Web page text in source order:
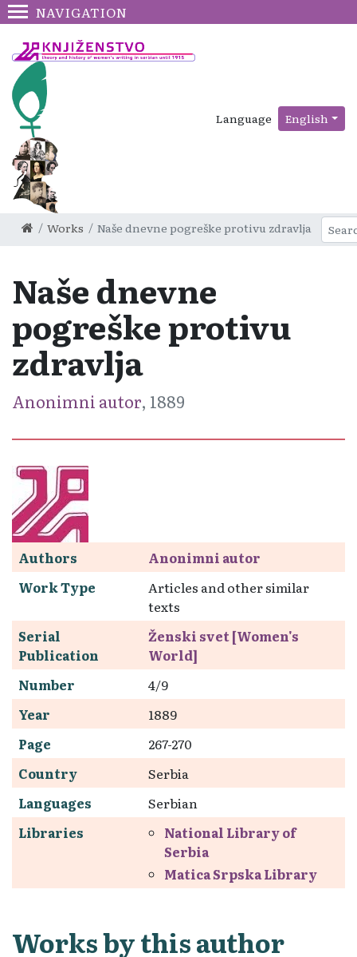
NAVIGATION
Language English
Works Naše dnevne pogreške protivu zdravlja
Naše dnevne
pogreške protivu
zdravlja
Anonimni autor, 1889
Authors
Anonimni autor
Work Type
Articles and other similar
texts
Serial
Publication
Ženski svet [Women's
World]
Number
4/9
Year
1889
Page
267-270
Country
Serbia
Languages
Serbian
Libraries
National Library of
Serbia
Matica Srpska Library
Works by this author